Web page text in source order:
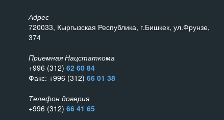
Адрес
720033, Кыргызская Республика, г.Бишкек, ул.Фрунзе,
374
Приемная Нацстаткома
+996 (312) 62 60 84
Факс: +996 (312) 66 01 38
Телефон доверия
+996 (312) 66 41 65